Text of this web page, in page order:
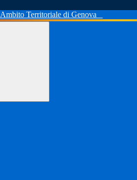
Ambito Territoriale di Genova